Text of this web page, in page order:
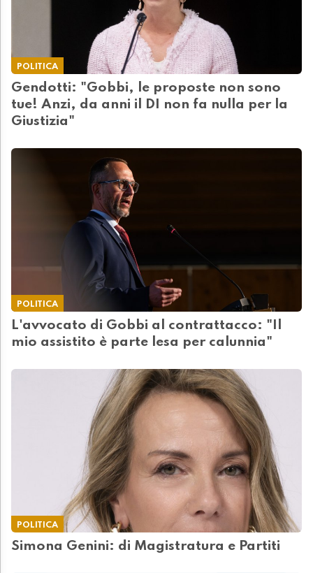
POLITICA
Gendotti: "Gobbi, le proposte non sono
tue! Anzi, da anni il DI non fa nulla per la
Giustizia"
POLITICA
L'avvocato di Gobbi al contrattacco: "Il
mio assistito è parte lesa per calunnia"
POLITICA
Simona Genini: di Magistratura e Partiti